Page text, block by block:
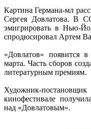
Картина Германа-мл
Сергея Довлатова. В
эмигрировать в Нью-
спродюсировал Артем
«Довлатов» появится
марта. Часть сборов
литературным премиям.
Художник-
кинофестивале
над «Довлатовым».